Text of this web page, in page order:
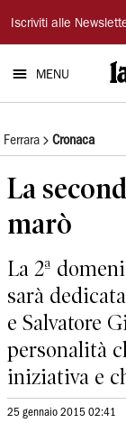
La
Nuova
Ferrara
Iscriviti alle
MENU
Ferrara Cronaca
La
marò
La 2ª
sarà
e Salvatore
personalità
iniziativa e
25 gennaio 2015 02:41